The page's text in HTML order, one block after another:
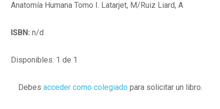
Anatomía Humana Tomo I. Latarjet, M/Ruiz Liard, A
ISBN: n/d
Disponibles: 1 de 1
Debes acceder como colegiado para solicitar un libro.